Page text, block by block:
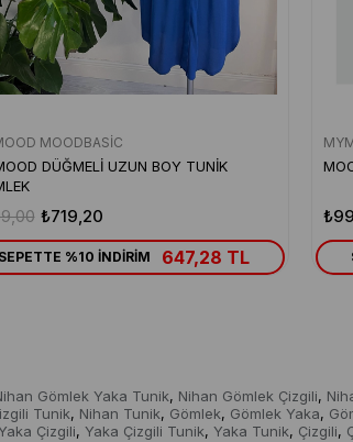
MOODBASİC
DÜĞMELİ UZUN BOY TUNİK
₺719,20
SEPETTE %10 İNDİRİM 647,28 TL
Gömlek Yaka Tunik, Nihan Gömlek Çizgili,
Tunik, Nihan Tunik, Gömlek, Gömlek Yaka,
Çizgili, Yaka Çizgili Tunik, Yaka Tunik, Çizgili,